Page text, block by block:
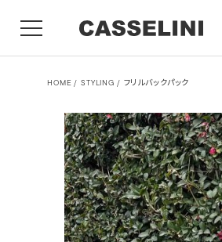
HOME STYLING フリルバックパック